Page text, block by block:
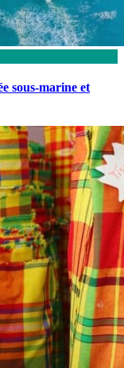
sous-marine et